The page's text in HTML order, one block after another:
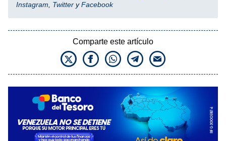
Instagram, Twitter yFacebook
Comparte este artículo